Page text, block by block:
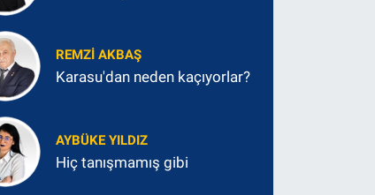
REMZI AKBAŞ
Karasu'dan neden kaçıyorlar?
AYBÜKE YILDIZ
Hiç tanışmamış gibi